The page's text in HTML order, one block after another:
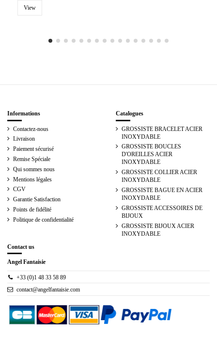
View
Informations
Contactez-nous
Livraison
Paiement sécurisé
Remise Spéciale
Qui sommes nous
Mentions légales
CGV
Garantie Satisfaction
Points de fidélité
Politique de confidentialité
Catalogues
GROSSISTE BRACELET ACIER
INOXYDABLE
GROSSISTE BOUCLES
D'OREILLES ACIER
INOXYDABLE
GROSSISTE COLLIER ACIER
INOXYDABLE
GROSSISTE BAGUE EN ACIER
INOXYDABLE
GROSSISTE ACCESSOIRES DE
BIJOUX
GROSSISTE BIJOUX ACIER
INOXYDABLE
Contact us
Angel Fantaisie
+33 (0)1 48 33 58 89
contact@angelfantaisie.com